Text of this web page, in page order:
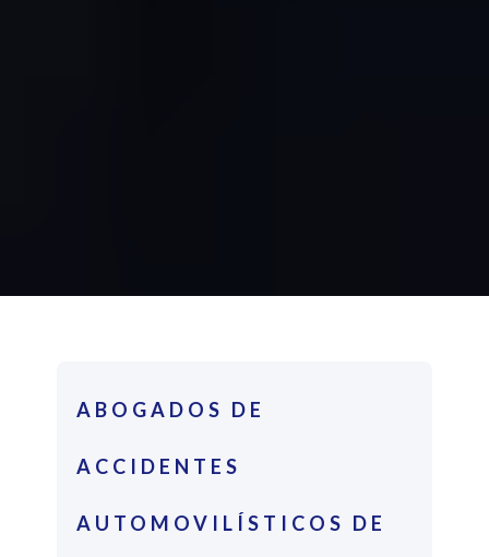
ABOGADOS DE
ACCIDENTES
AUTOMOVILÍSTICOS DE